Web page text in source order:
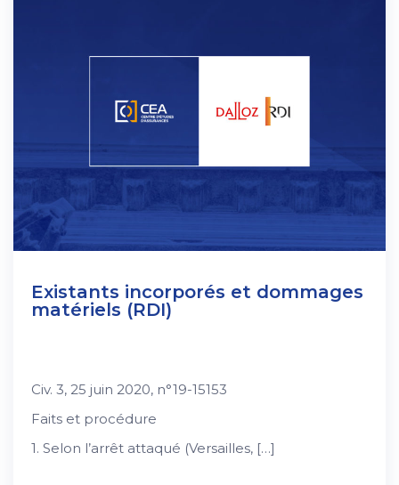
Existants incorporés et dommages
matériels (RDI)
Civ. 3, 25 juin 2020, n°19-15153
Faits et procédure
1. Selon l’arrêt attaqué (Versailles, […]